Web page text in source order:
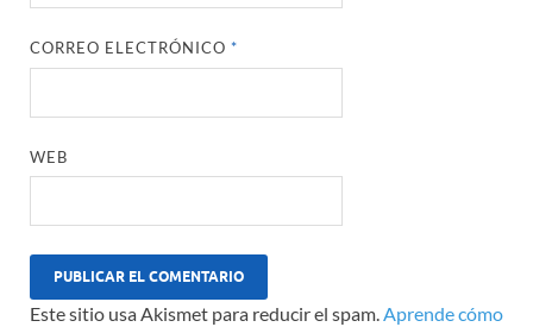
CORREO ELECTRÓNICO*
WEB
Este sitio usa Akismet para reducir el spam.Aprende cómo